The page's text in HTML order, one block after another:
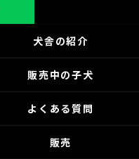
犬舎の紹介
販売中の子犬
よくある質問
販売